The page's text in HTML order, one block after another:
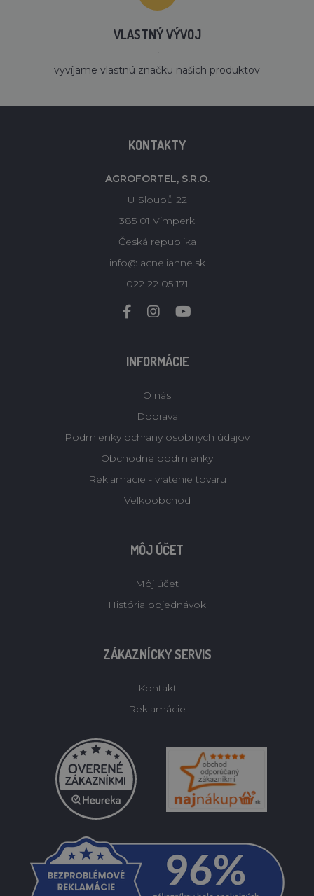
VLASTNÝ VÝVOJ
´
vyvíjame vlastnú značku našich produktov
KONTAKTY
AGROFORTEL, S.R.O.
U Sloupů 22
385 01 Vimperk
Česká republika
info@lacneliahne.sk
022 22 05 171
INFORMÁCIE
O nás
Doprava
Podmienky ochrany osobných údajov
Obchodné podmienky
Reklamacie - vratenie tovaru
Velkoobchod
MÔJ ÚČET
Môj účet
História objednávok
ZÁKAZNÍCKY SERVIS
Kontakt
Reklamácie